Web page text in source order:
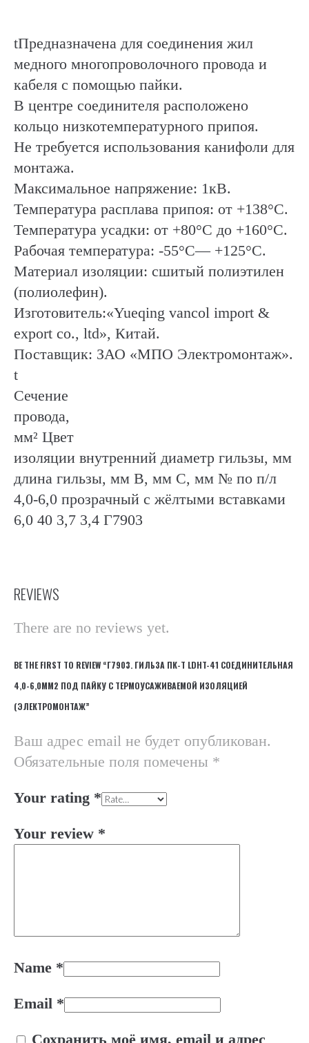
tПредназначена для соединения жил
медного многопроволочного провода и
кабеля с помощью пайки.
В центре соединителя расположено
кольцо низкотемпературного припоя.
Не требуется использования канифоли для
монтажа.
Максимальное напряжение: 1кВ.
Температура расплава припоя: от +138°С.
Температура усадки: от +80°С до +160°С.
Рабочая температура: -55°С— +125°С.
Материал изоляции: сшитый полиэтилен
(полиолефин).
Изготовитель:«Yueqing vancol import &
export co., ltd», Китай.
Поставщик: ЗАО «МПО Электромонтаж».
t
Сечение
провода,
мм² Цвет
изоляции внутренний диаметр гильзы, мм
длина гильзы, мм B, мм С, мм № по п/л
4,0-6,0 прозрачный с жёлтыми вставками
6,0 40 3,7 3,4 Г7903
REVIEWS
There are no reviews yet.
BE THE FIRST TO REVIEW “Г7903. ГИЛЬЗА ПК-Т LDHT-41 СОЕДИНИТЕЛЬНАЯ
4,0-6,0ММ2 ПОД ПАЙКУ С ТЕРМОУСАЖИВАЕМОЙ ИЗОЛЯЦИЕЙ
(ЭЛЕКТРОМОНТАЖ”
Ваш адрес email не будет опубликован.
Обязательные поля помечены *
Your rating *
Your review *
Name *
Email *
Сохранить моё имя, email и адрес